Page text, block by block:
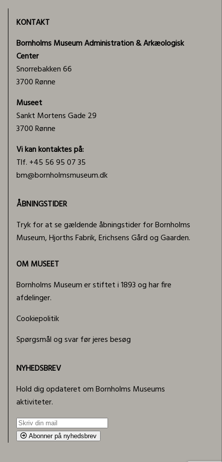
KONTAKT
Bornholms Museum Administration & Arkæologisk
Center
Snorrebakken 66
3700 Rønne
Museet
Sankt Mortens Gade 29
3700 Rønne
Vi kan kontaktes på:
Tlf. +45 56 95 07 35
bm@bornholmsmuseum.dk
ÅBNINGSTIDER
Tryk for at se gældende åbningstider for Bornholms
Museum, Hjorths Fabrik, Erichsens Gård og Gaarden.
OM MUSEET
Bornholms Museum er stiftet i 1893 og har fire
afdelinger.
Cookiepolitik
Spørgsmål og svar før jeres besøg
NYHEDSBREV
Hold dig opdateret om Bornholms Museums
aktiviteter.
Abonner på nyhedsbrev